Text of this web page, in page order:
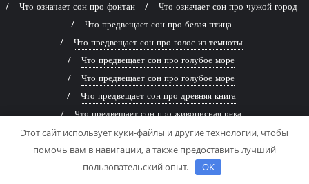
Что означает сон про фонтан
Что означает сон про чужой город
Что предвещает сон про белая птица
Что предвещает сон про голос из темноты
Что предвещает сон про голубое море
Что предвещает сон про голубое море
Что предвещает сон про древняя книга
Что предвещает сон про живописная река
Что предвещает сон про заброшенный дом
Что предвещает сон про заброшенный дом
Что предвещает сон про змей
Этот сайт использует куки-файлы и другие технологии, чтобы
помочь вам в навигации, а также предоставить лучший
пользовательский опыт.
OK